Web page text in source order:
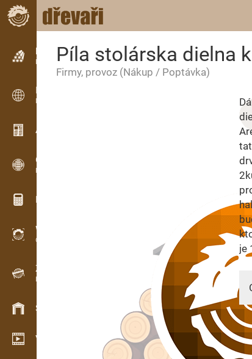
Inzerce
Řádková inzerce
Inzerce
Mezinárodní inzerce
Aktuality / Články
OPTI-TIMB
Pořezová schémata
Dřevařské kalkulačky
WoodProfi
Objem dřeva s AI
Záznamník
Evidence dřeva v terénu
Skladové hospodářství
Video showroom
Píla stolárska dielna
Firmy, provoz (Nákup / Poptávka)
je